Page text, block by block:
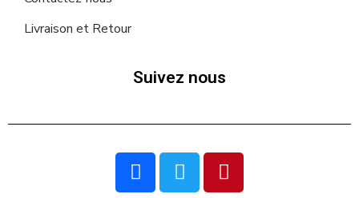
Livraison et Retour
Suivez nous